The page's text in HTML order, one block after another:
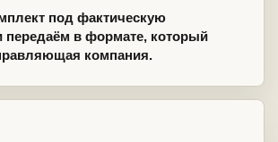
под фактическую
передаём в формате, который
компания.